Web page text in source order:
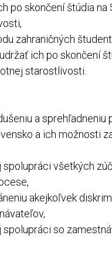
po skončení štúdia na
zahraničných
ich po skončení
starostlivosti.
a sprehľadneniu
a ich možnosti
všetkých
akejkoľvek
so